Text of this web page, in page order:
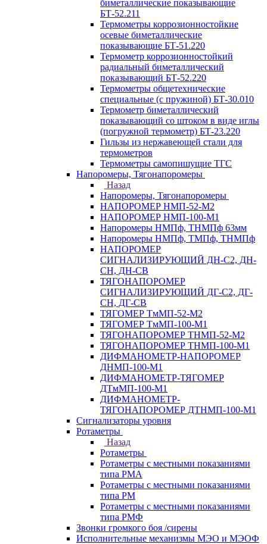
биметаллические показывающие
БТ-52.211
Термометры коррозионностойкие
осевые биметаллические
показывающие БТ-51.220
Термометр коррозионностойкий
радиальный биметаллический
показывающий БТ-52.220
Термометры общетехнические
специальные (с пружиной) БТ-30.010
Термометр биметаллический
показывающий со штоком в виде иглы
(погружной термометр) БТ-23.220
Гильзы из нержавеющей стали для
термометров
Термометры самопишущие ТГС
Напоромеры, Тягонапоромеры
Назад
Напоромеры, Тягонапоромеры
НАПОРОМЕР НМП-52-М2
НАПОРОМЕР НМП-100-М1
Напоромеры НМПф, ТНМПф 63мм
Напоромеры НМПф, ТМПф, ТНМПф
НАПОРОМЕР
СИГНАЛИЗИРУЮЩИЙ ДН-С2, ДН-
СН, ДН-СВ
ТЯГОНАПОРОМЕР
СИГНАЛИЗИРУЮЩИЙ ДГ-С2, ДГ-
СН, ДГ-СВ
ТЯГОМЕР ТмМП-52-М2
ТЯГОМЕР ТмМП-100-М1
ТЯГОНАПОРОМЕР ТНМП-52-М2
ТЯГОНАПОРОМЕР ТНМП-100-М1
ДИФМАНОМЕТР-НАПОРОМЕР
ДНМП-100-М1
ДИФМАНОМЕТР-ТЯГОМЕР
ДТмМП-100-М1
ДИФМАНОМЕТР-
ТЯГОНАПОРОМЕР ДТНМП-100-М1
Сигнализаторы уровня
Ротаметры
Назад
Ротаметры
Ротаметры с местными показаниями
типа РМА
Ротаметры с местными показаниями
типа РМ
Ротаметры с местными показаниями
типа РМФ
Звонки громкого боя /сирены
Исполнительные механизмы МЭО и МЭОФ